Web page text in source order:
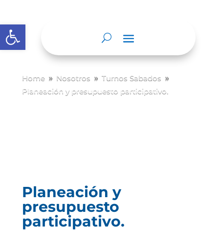
Abrir barra de herramientas
Home 9 Nosotros 9 Turnos Sabados 9
Planeación y presupuesto participativo.
Planeación y
presupuesto
participativo.